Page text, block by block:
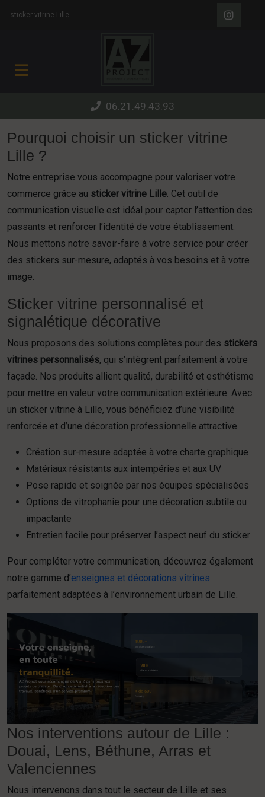
sticker vitrine Lille
06.21.49.43.93
Pourquoi choisir un sticker vitrine
Lille ?
Notre entreprise vous accompagne pour valoriser votre
commerce grâce au sticker vitrine Lille. Cet outil de
communication visuelle est idéal pour capter l’attention des
passants et renforcer l’identité de votre établissement.
Nous mettons notre savoir-faire à votre service pour créer
des stickers sur-mesure, adaptés à vos besoins et à votre
image.
Sticker vitrine personnalisé et
signalétique décorative
Nous proposons des solutions complètes pour des stickers
vitrines personnalisés, qui s’intègrent parfaitement à votre
façade. Nos produits allient qualité, durabilité et esthétisme
pour mettre en valeur votre communication extérieure. Avec
un sticker vitrine à Lille, vous bénéficiez d’une visibilité
renforcée et d’une décoration professionnelle attractive.
Création sur-mesure adaptée à votre charte graphique
Matériaux résistants aux intempéries et aux UV
Pose rapide et soignée par nos équipes spécialisées
Options de vitrophanie pour une décoration subtile ou
impactante
Entretien facile pour préserver l’aspect neuf du sticker
Pour compléter votre communication, découvrez également
notre gamme d’enseignes et décorations vitrines
parfaitement adaptées à l’environnement urbain de Lille.
Nos interventions autour de Lille :
Douai, Lens, Béthune, Arras et
Valenciennes
Nous intervenons dans tout le secteur de Lille et ses